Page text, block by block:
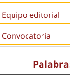
Equipo editorial
Convocatoria